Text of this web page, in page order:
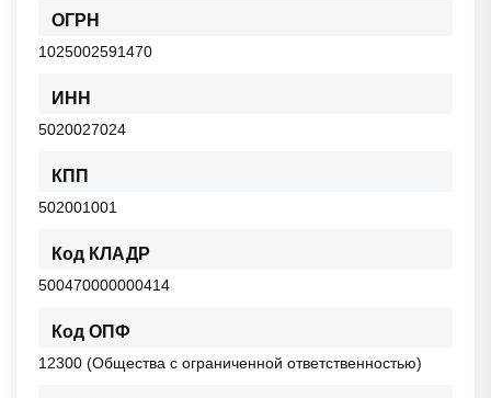
ОГРН
1025002591470
ИНН
5020027024
КПП
502001001
Код КЛАДР
500470000000414
Код ОПФ
12300 (Общества с ограниченной ответственностью)